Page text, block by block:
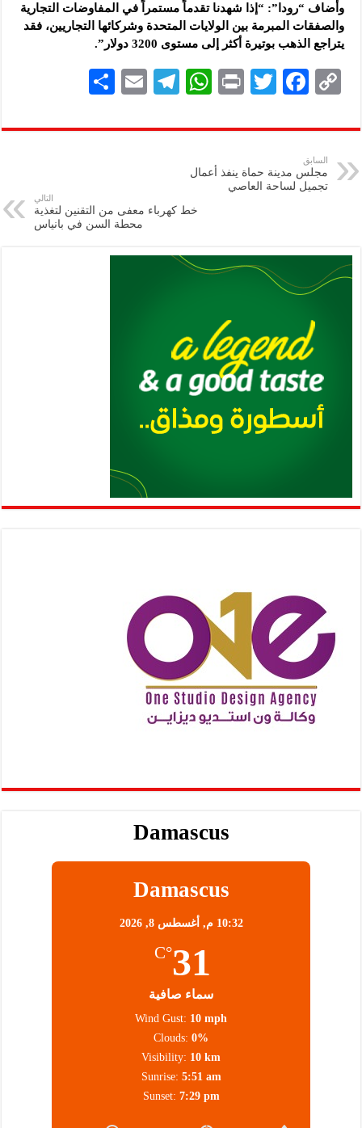
وأضاف “رودا”: “إذا شهدنا تقدماً مستمراً في المفاوضات التجارية
والصفقات المبرمة بين الولايات المتحدة وشركائها التجاريين، فقد
يتراجع الذهب بوتيرة أكثر إلى مستوى 3200 دولار”.
C
p
y
Li
F
eb
k
T
tt
P
nt
W
at
p
Te
gr
E
ai
ar
السابق
مجلس مدينة حماة ينفذ أعمال
تجميل لساحة العاصي
التالي
خط كهرباء معفى من التقنين لتغذية
محطة السن في بانياس
Damascus
Damascus
10:32 م, أغسطس 8, 2026
31
°C
سماء صافية
Wind Gust: 10 mph
Clouds: 0%
Visibility: 10 km
Sunrise: 5:51 am
Sunset: 7:29 pm